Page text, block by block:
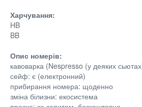
Харчування:
HB
BB
Опис номерів:
кавоварка (Nespresso (у деяких
сейф: є (електронний)
прибирання номера: щоденно
зміна білизни: екосистема